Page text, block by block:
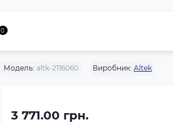
0
Модель: altk-2116060 Виробник: Altek
3 771.00 грн.